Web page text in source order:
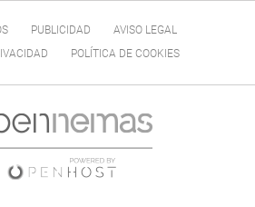
PUBLICIDAD
AVISO LEGAL
POLÍTICA DE COOKIES